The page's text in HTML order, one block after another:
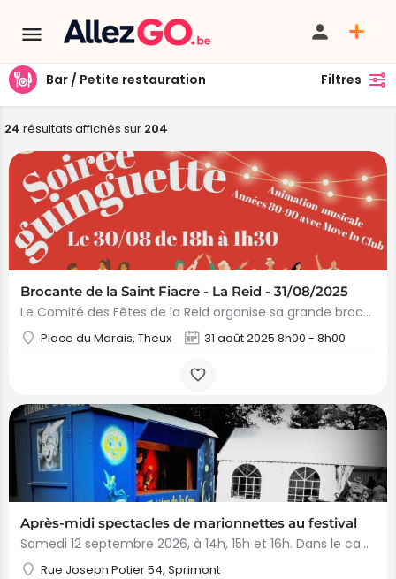
Bar / Petite restauration Filtres
24 résultats affichés sur 204
Brocante de la Saint Fiacre - La Reid - 31/08/2025
Le Comité des Fêtes de la Reid organise sa grande brocante de la Saint Fiacre le dimanche…
Place du Marais, Theux 31 août 2025 8h00 - 8h00
Après-midi spectacles de marionnettes au festival
Samedi 12 septembre 2026, à 14h, 15h et 16h. Dans le cadre du Festival de Sculpture sur Pierre de Sprimont,…
Rue Joseph Potier 54, Sprimont